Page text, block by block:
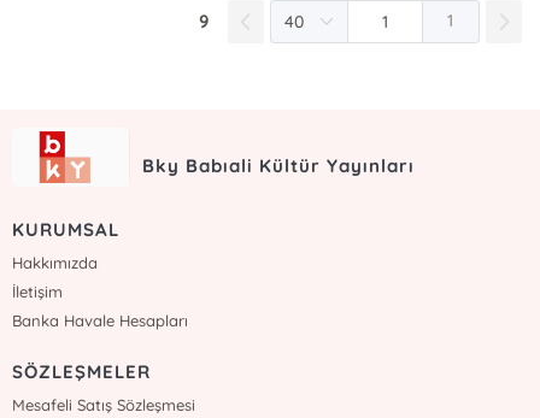
9 1
Bky Babıali Kültür Yayınları
KURUMSAL
Hakkımızda
İletişim
Banka Havale Hesapları
SÖZLEŞMELER
Mesafeli Satış Sözleşmesi